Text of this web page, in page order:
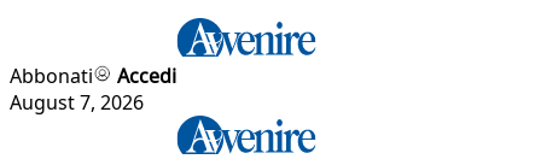
Abbonati
Accedi
August 7, 2026